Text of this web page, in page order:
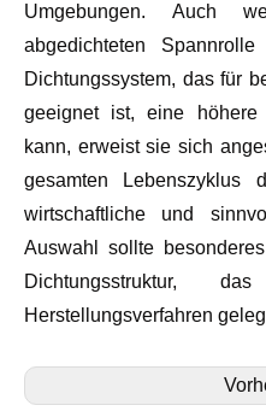
Umgebungen. Auch
abgedichteten
Dichtungssystem, das für
geeignet ist, eine höhere
kann, erweist sie sich
gesamten Lebenszyklus
wirtschaftliche und
Auswahl sollte
Dichtungsstruktur,
Herstellungsverfahren